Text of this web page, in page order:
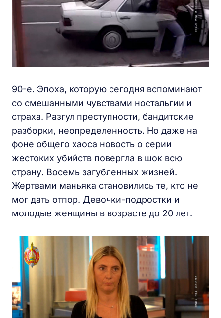
90-е. Эпоха, которую сегодня вспоминают
со смешанными чувствами ностальгии и
страха. Разгул преступности, бандитские
разборки, неопределенность. Но даже на
фоне общего хаоса новость о серии
жестоких убийств повергла в шок всю
страну. Восемь загубленных жизней.
Жертвами маньяка становились те, кто не
мог дать отпор. Девочки-подростки и
молодые женщины в возрасте до 20 лет.